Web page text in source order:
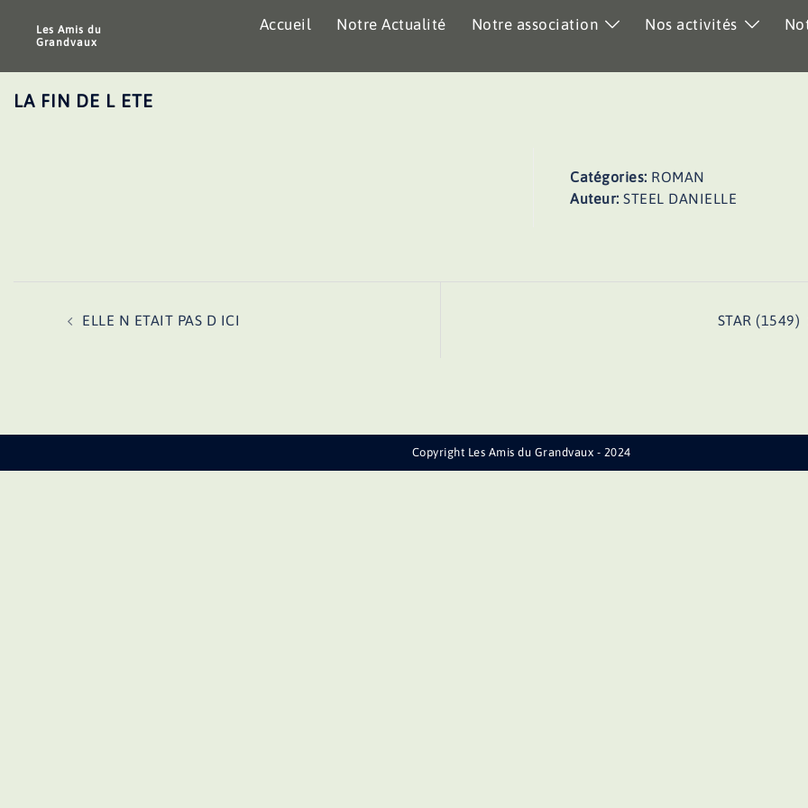
Les Amis du
Grandvaux
Accueil Notre Actualité Notre association Nos activités
LA FIN DE L ETE
Catégories: ROMAN
Auteur:STEEL DANIELLE
ELLE N ETAIT PAS D ICI STAR (1549)
Copyright Les Amis du Grandvaux - 2024